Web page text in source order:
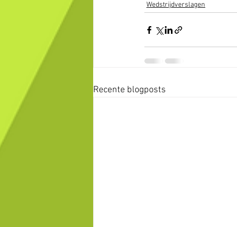
Wedstrijdverslagen
Recente blogposts